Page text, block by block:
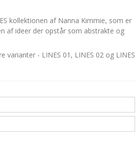
kollektionen af Nanna Kimmie, som er
af ideer der opstår som abstrakte og
varianter - LINES 01, LINES 02 og LINES